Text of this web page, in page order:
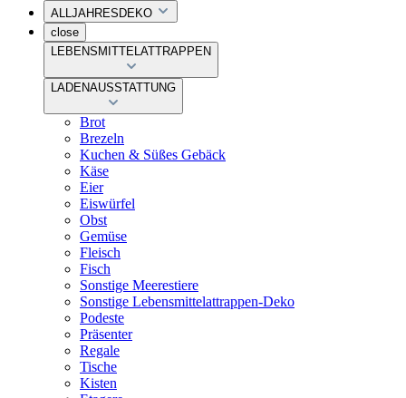
ALLJAHRESDEKO
close
LEBENSMITTELATTRAPPEN
LADENAUSSTATTUNG
Brot
Brezeln
Kuchen & Süßes Gebäck
Käse
Eier
Eiswürfel
Obst
Gemüse
Fleisch
Fisch
Sonstige Meerestiere
Sonstige Lebensmittelattrappen-Deko
Podeste
Präsenter
Regale
Tische
Kisten